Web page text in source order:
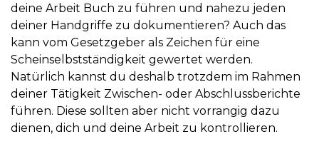
deine Arbeit Buch zu führen und nahezu jeden
deiner Handgriffe zu dokumentieren? Auch das
kann vom Gesetzgeber als Zeichen für eine
Scheinselbstständigkeit gewertet werden.
Natürlich kannst du deshalb trotzdem im Rahmen
deiner Tätigkeit Zwischen- oder Abschlussberichte
führen. Diese sollten aber nicht vorrangig dazu
dienen, dich und deine Arbeit zu kontrollieren.